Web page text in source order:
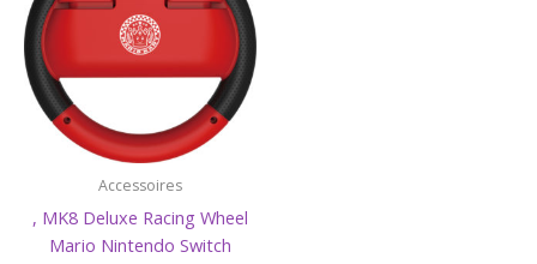
Accessoires
, MK8 Deluxe Racing Wheel
Mario Nintendo Switch